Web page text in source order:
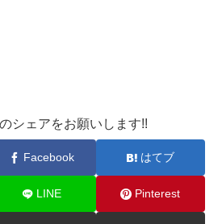
シェアをお願いします!!
Facebook はてブ
LINE Pinterest